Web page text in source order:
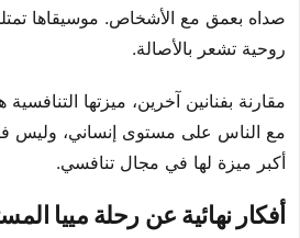
صداه بعمق مع الأشخاص. موسيقاها
روحية تشعر بالأصالة.
مقارنة بفنانين آخرين، ميزتها
مع الناس على مستوى إنساني، وليس
أكبر ميزة لها في مجال تنافسي.
أفكار نهائية عن رحلة مييا